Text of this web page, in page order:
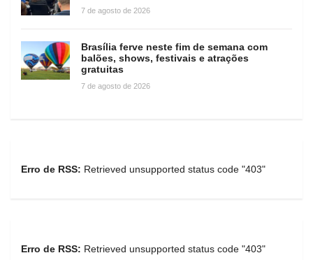
7 de agosto de 2026
Brasília ferve neste fim de semana com
balões, shows, festivais e atrações
gratuitas
7 de agosto de 2026
Erro de RSS: Retrieved unsupported status code "403"
Erro de RSS: Retrieved unsupported status code "403"